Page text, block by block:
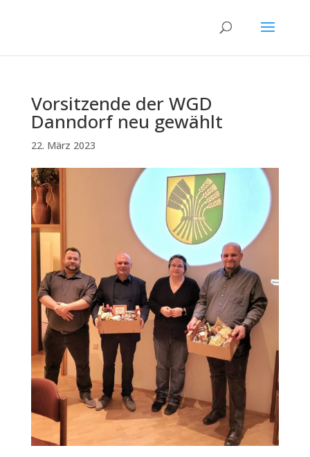
Vorsitzende der WGD
Danndorf neu gewählt
22. März 2023